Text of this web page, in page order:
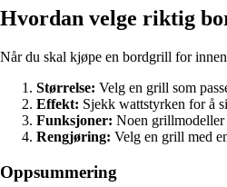
Hvordan velge riktig
Når du skal kjøpe en bordgrill for
Størrelse: Velg en grill som
Effekt: Sjekk wattstyrken for å
Funksjoner: Noen grillmodeller
Rengjøring: Velg en grill med
Oppsummering